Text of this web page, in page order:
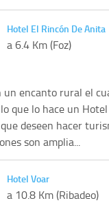
Hotel El Rincón De Anita
a 6.4 Km (Foz)
un encanto rural el
que lo hace un
deseen hacer
son amplia...
Hotel Voar
a 10.8 Km (Ribadeo)